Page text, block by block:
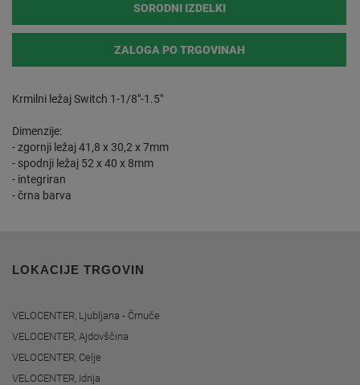
SORODNI IZDELKI
ZALOGA PO TRGOVINAH
Krmilni ležaj Switch 1-1/8"-1.5"
Dimenzije:
- zgornji ležaj 41,8 x 30,2 x 7mm
- spodnji ležaj 52 x 40 x 8mm
- integriran
- črna barva
LOKACIJE TRGOVIN
VELOCENTER, Ljubljana - Črnuče
VELOCENTER, Ajdovščina
VELOCENTER, Celje
VELOCENTER, Idrija